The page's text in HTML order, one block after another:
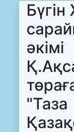
әкімі
"Таза